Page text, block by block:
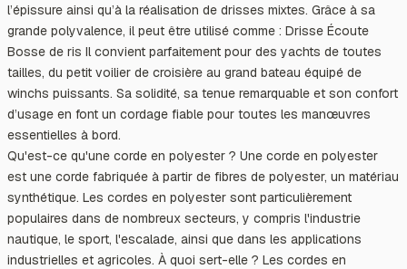
l’épissure ainsi qu’à la réalisation de drisses mixtes. Grâce à sa
grande polyvalence, il peut être utilisé comme : Drisse Écoute
Bosse de ris Il convient parfaitement pour des yachts de toutes
tailles, du petit voilier de croisière au grand bateau équipé de
winchs puissants. Sa solidité, sa tenue remarquable et son confort
d’usage en font un cordage fiable pour toutes les manœuvres
essentielles à bord.
Qu'est-ce qu'une corde en polyester ? Une corde en polyester
est une corde fabriquée à partir de fibres de polyester, un matériau
synthétique. Les cordes en polyester sont particulièrement
populaires dans de nombreux secteurs, y compris l'industrie
nautique, le sport, l'escalade, ainsi que dans les applications
industrielles et agricoles. À quoi sert-elle ? Les cordes en